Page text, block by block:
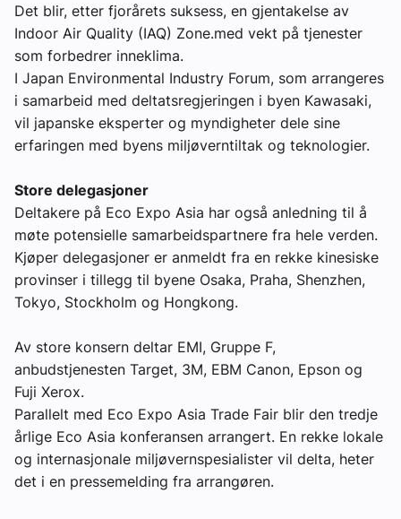
Det blir, etter fjorårets suksess, en gjentakelse av
Indoor Air Quality (IAQ) Zone.med vekt på tjenester
som forbedrer inneklima.
I Japan Environmental Industry Forum, som arrangeres
i samarbeid med deltatsregjeringen i byen Kawasaki,
vil japanske eksperter og myndigheter dele sine
erfaringen med byens miljøverntiltak og teknologier.
Store delegasjoner
Deltakere på Eco Expo Asia har også anledning til å
møte potensielle samarbeidspartnere fra hele verden.
Kjøper delegasjoner er anmeldt fra en rekke kinesiske
provinser i tillegg til byene Osaka, Praha, Shenzhen,
Tokyo, Stockholm og Hongkong.
Av store konsern deltar EMI, Gruppe F,
anbudstjenesten Target, 3M, EBM Canon, Epson og
Fuji Xerox.
Parallelt med Eco Expo Asia Trade Fair blir den tredje
årlige Eco Asia konferansen arrangert. En rekke lokale
og internasjonale miljøvernspesialister vil delta, heter
det i en pressemelding fra arrangøren.